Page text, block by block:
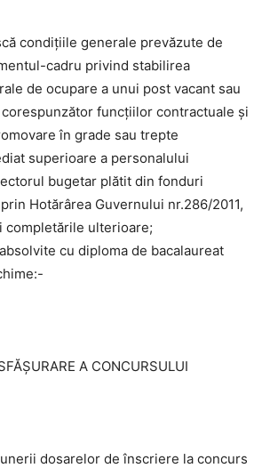
condițiile generale prevăzute de
cadru privind stabilirea
de ocupare a unui post vacant sau
funcţiilor contractuale şi
în grade sau trepte
superioare a personalului
bugetar plătit din fonduri
Hotărârea Guvernului nr.286/2011,
completările ulterioare;
cu diploma de bacalaureat
A CONCURSULUI
dosarelor de înscriere la concurs